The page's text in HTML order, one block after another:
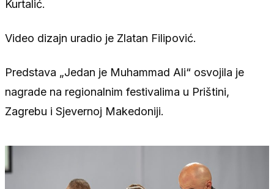
Kurtalić.
Video dizajn uradio je Zlatan Filipović.
Predstava „Jedan je Muhammad Ali“ osvojila je
nagrade na regionalnim festivalima u Prištini,
Zagrebu i Sjevernoj Makedoniji.